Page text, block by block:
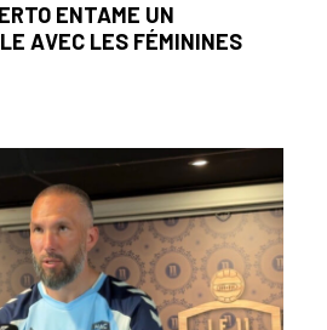
ENTAME UN
AVEC LES FÉMININES